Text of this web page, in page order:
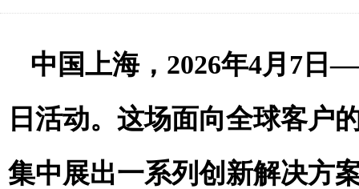
中国上海，2026年4月 7 日
日活动。这场面向全球客户
集中展出一系列创新解决方